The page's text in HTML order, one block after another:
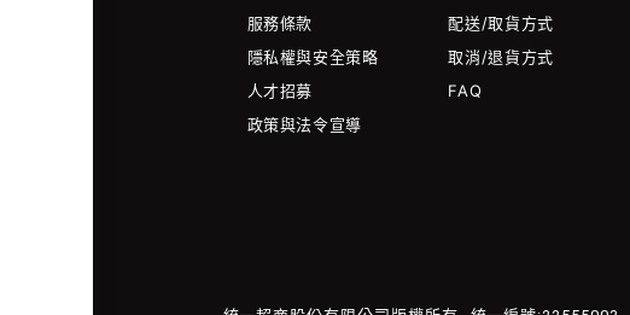
服務條款
隱私權與安全策略
人才招募
政策與法令宣導
配送/取貨方式
取消/退貨方式
FAQ